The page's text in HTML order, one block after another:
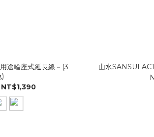
途輪座式延長線－(3
)
山水